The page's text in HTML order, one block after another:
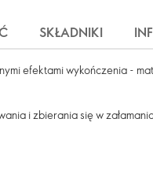
SKŁADNIKI
efektami wykończenia -
i zbierania się w